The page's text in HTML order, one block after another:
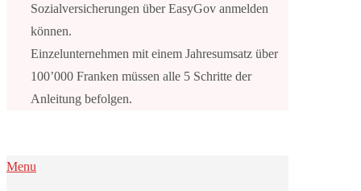
Sozialversicherungen über EasyGov anmelden
können.
Einzelunternehmen mit einem Jahresumsatz über
100’000 Franken müssen alle 5 Schritte der
Anleitung befolgen.
Menu